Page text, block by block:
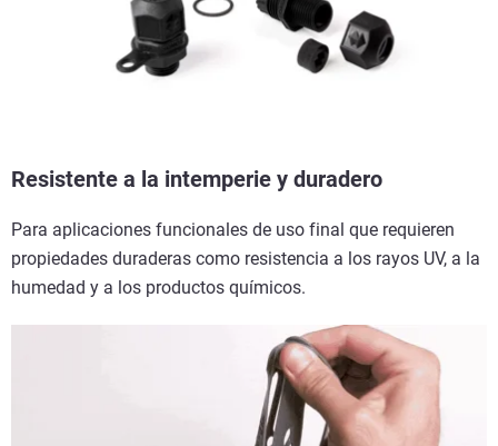
Resistente a la intemperie y duradero
Para aplicaciones funcionales de uso final que requieren
propiedades duraderas como resistencia a los rayos UV, a la
humedad y a los productos químicos.